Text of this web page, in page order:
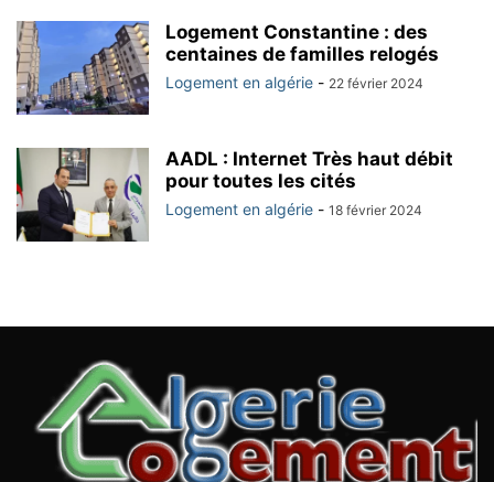
Logement Constantine : des
centaines de familles relogés
Logement en algérie - 22 février 2024
AADL : Internet Très haut débit
pour toutes les cités
Logement en algérie - 18 février 2024